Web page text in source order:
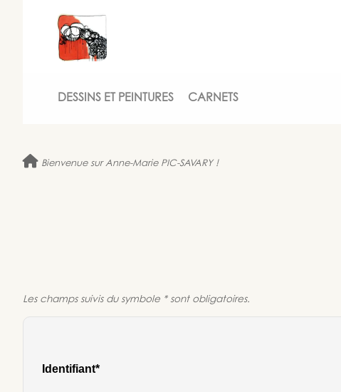
DESSINS ET PEINTURES CARNETS
Bienvenue sur Anne-Marie PIC-SAVARY !
Les champs suivis du symbole * sont obligatoires.
Identifiant